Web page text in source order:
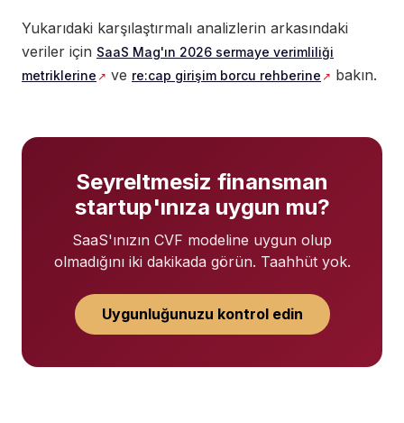
Yukarıdaki karşılaştırmalı analizlerin arkasındaki
veriler için SaaS Mag'ın 2026 sermaye verimliliği
metriklerine
ve re:cap girişim borcu rehberine bakın.
Seyreltmesiz finansman
startup'ınıza uygun mu?
SaaS'ınızın CVF modeline uygun olup
olmadığını iki dakikada görün. Taahhüt yok.
Uygunluğunuzu kontrol edin